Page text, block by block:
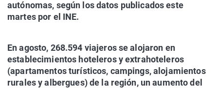
autónomas, según los datos publicados este
martes por el INE.
En agosto, 268.594 viajeros se alojaron en
establecimientos hoteleros y extrahoteleros
(apartamentos turísticos, campings, alojamientos
rurales y albergues) de la región, un aumento del